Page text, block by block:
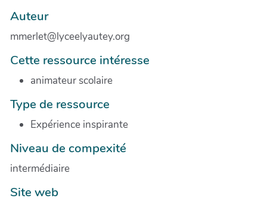
Auteur
mmerlet@lyceelyautey.org
Cette ressource intéresse
animateur scolaire
Type de ressource
Expérience inspirante
Niveau de compexité
intermédiaire
Site web